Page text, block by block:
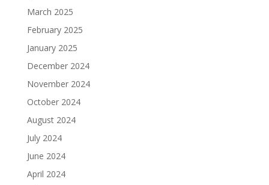
March 2025
February 2025
January 2025
December 2024
November 2024
October 2024
August 2024
July 2024
June 2024
April 2024